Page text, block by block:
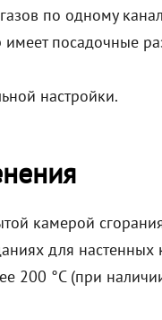
по одному
посадочные
настройки.
камерой
для настенных
200 °C (при